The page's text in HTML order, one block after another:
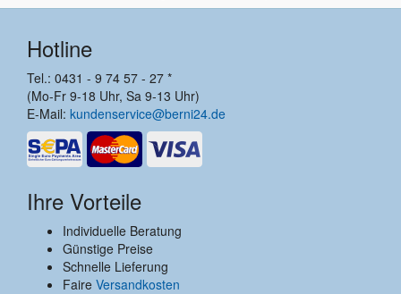
Hotline
Tel.: 0431 - 9 74 57 - 27 *
(Mo-Fr 9-18 Uhr, Sa 9-13 Uhr)
E-Mail: kundenservice@berni24.de
Ihre Vorteile
Individuelle Beratung
Günstige Preise
Schnelle Lieferung
Faire Versandkosten